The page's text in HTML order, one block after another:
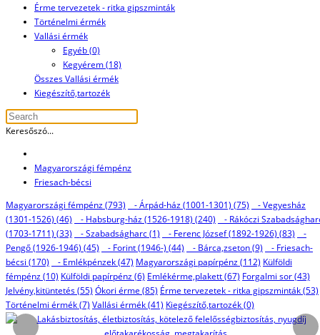
Érme tervezetek - ritka gipszminták
Történelmi érmék
Vallási érmék
Egyéb (0)
Kegyérem (18)
Összes Vallási érmék
Kiegészítő,tartozék
Keresőszó...
Magyarországi fémpénz
Friesach-bécsi
Magyarországi fémpénz (793)
- Árpád-ház (1001-1301) (75)
- Vegyesház
(1301-1526) (46)
- Habsburg-ház (1526-1918) (240)
- Rákóczi
(1703-1711) (33)
- Szabadságharc (1) - Ferenc József (1892-1926) (83)
-
Pengő (1926-1946) (45)
- Forint (1946-) (44) - Bárca,zseton (9)
- Friesach-
bécsi (170)
- Emlékpénzek (47) Magyarországi papírpénz (112) Külföldi
fémpénz (10) Külföldi papírpénz (6) Emlékérme,plakett (67) Forgalmi sor (43)
Jelvény,kitüntetés (55) Ókori érme (85) Érme tervezetek - ritka gipszminták (53)
Történelmi érmék (7) Vallási érmék (41) Kiegészítő,tartozék (0)